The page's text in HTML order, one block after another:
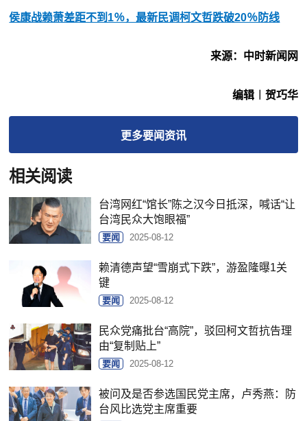
侯康战赖萧差距不到1％，最新民调柯文哲跌破20％防线
来源：中时新闻网
编辑︱贺巧华
更多要闻资讯
相关阅读
台湾网红“馆长”陈之汉今日抵深，喊话“让
台湾民众大饱眼福”
要闻 2025-08-12
赖清德声望“雪崩式下跌”，游盈隆曝1关
键
要闻 2025-08-12
民众党痛批台“高院”，驳回柯文哲抗告理
由“复制贴上”
要闻 2025-08-12
被问及是否参选国民党主席，卢秀燕：防
台风比选党主席重要